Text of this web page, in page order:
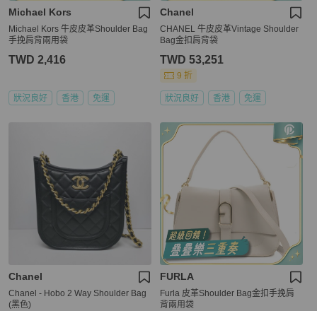
Michael Kors
Michael Kors 牛皮皮革Shoulder Bag
手挽肩背兩用袋
TWD 2,416
狀況良好 香港 免運
Chanel
CHANEL 牛皮皮革Vintage Shoulder
Bag金扣肩背袋
TWD 53,251
9 折
狀況良好 香港 免運
Chanel
Chanel - Hobo 2 Way Shoulder Bag
(黑色)
FURLA
Furla 皮革Shoulder Bag金扣手挽肩
背兩用袋